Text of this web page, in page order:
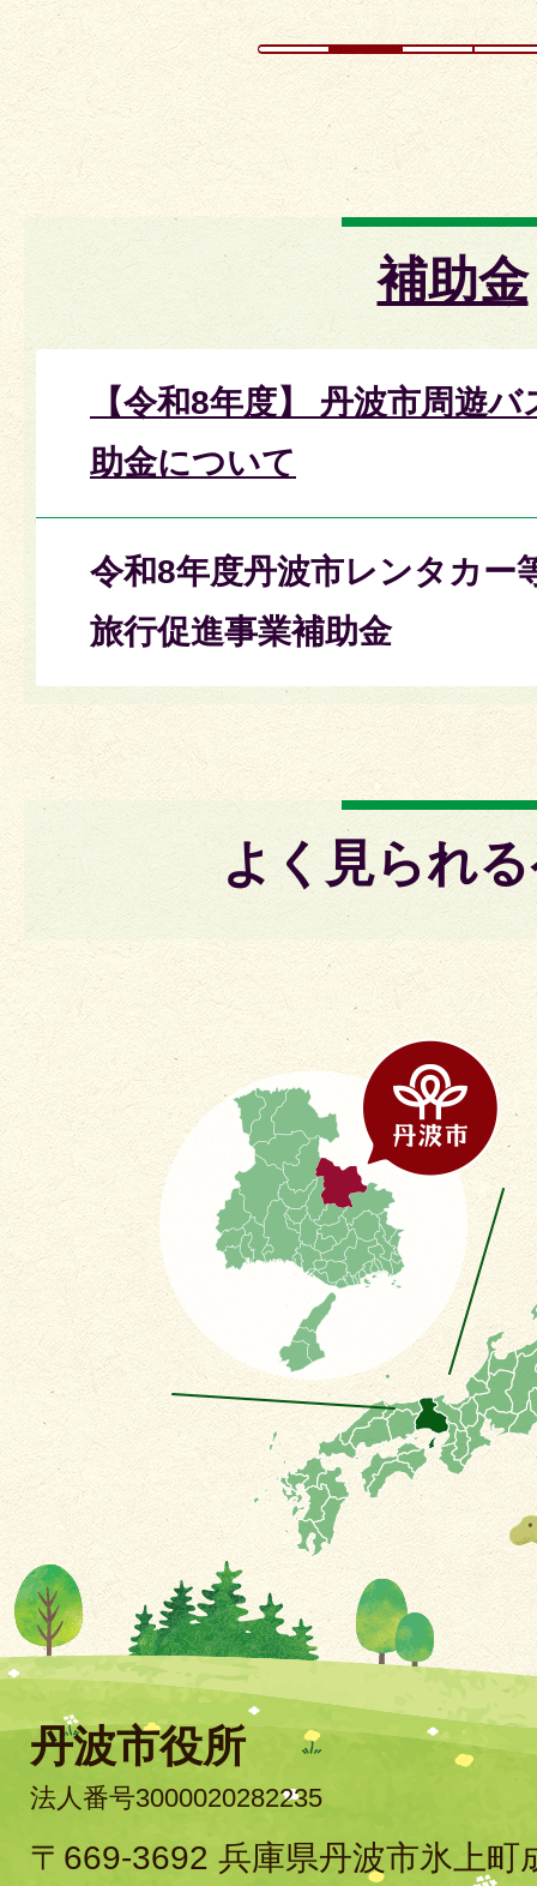
補助金
【令和8年度】 丹波市周遊
助金について
令和8年度丹波市レンタカー
旅行促進事業補助金
よく見られ
丹波市役所
法人番号3000020282235
〒669-3692 兵庫県丹波市氷上町